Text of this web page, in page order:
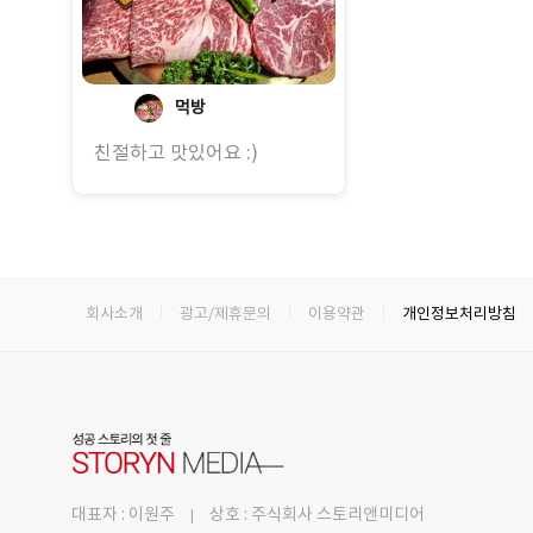
먹방
친절하고 맛있어요 :)
회사소개 광고/제휴문의 이용약관 개인정보처리방침
대표자 : 이원주 상호 : 주식회사 스토리앤미디어